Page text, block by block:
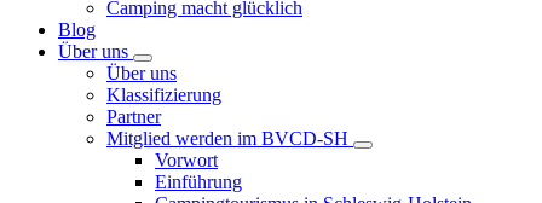
Camping macht glücklich
Blog
Über uns
Über uns
Klassifizierung
Partner
Mitglied werden im BVCD-SH
Vorwort
Einführung